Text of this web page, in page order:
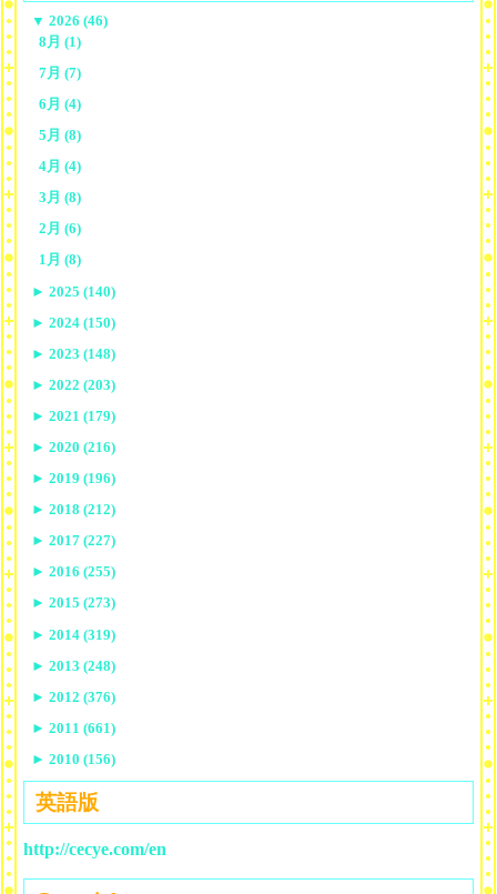
▼ 2026 (46)
8月 (1)
7月 (7)
6月 (4)
5月 (8)
4月 (4)
3月 (8)
2月 (6)
1月 (8)
► 2025 (140)
► 2024 (150)
► 2023 (148)
► 2022 (203)
► 2021 (179)
► 2020 (216)
► 2019 (196)
► 2018 (212)
► 2017 (227)
► 2016 (255)
► 2015 (273)
► 2014 (319)
► 2013 (248)
► 2012 (376)
► 2011 (661)
► 2010 (156)
英語版
http://cecye.com/en